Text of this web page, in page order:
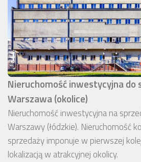
Nieruchomość inwestycyjna do
Warszawa (okolice)
Nieruchomość inwestycyjna na
Warszawy (łódzkie). Nieruchomość
sprzedaży imponuje w pierwszej
lokalizacją w atrakcyjnej okolicy.